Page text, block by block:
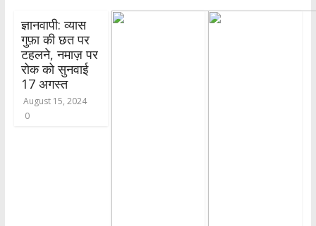
ज्ञानवापी: व्यास
गुफ़ा की छत पर
टहलने, नमाज़ पर
रोक को सुनवाई
17 अगस्त
August 15, 2024
0